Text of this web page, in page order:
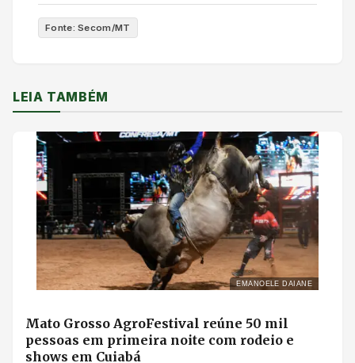
Fonte: Secom/MT
LEIA TAMBÉM
EMANOELE DAIANE
Mato Grosso AgroFestival reúne 50 mil
pessoas em primeira noite com rodeio e
shows em Cuiabá